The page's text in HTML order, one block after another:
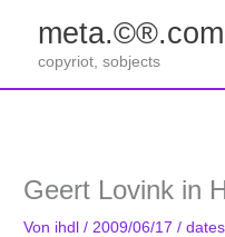
springen
meta.©®.com
copyriot, sobjects
Geert Lovink in
Von ihdl/ 2009/06/17/dates